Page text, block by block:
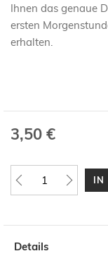
Ihnen das genaue
ersten
erhalten.
3,50 €
IN
Details